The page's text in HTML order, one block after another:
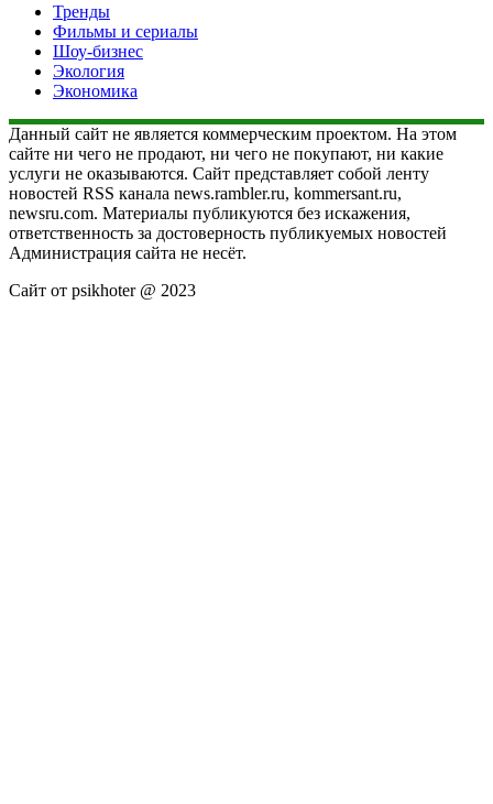
Тренды
Фильмы и сериалы
Шоу-бизнес
Экология
Экономика
Данный сайт не является коммерческим проектом. На этом
сайте ни чего не продают, ни чего не покупают, ни какие
услуги не оказываются. Сайт представляет собой ленту
новостей RSS канала news.rambler.ru, kommersant.ru,
newsru.com. Материалы публикуются без искажения,
ответственность за достоверность публикуемых новостей
Администрация сайта не несёт.
Сайт от psikhoter @ 2023